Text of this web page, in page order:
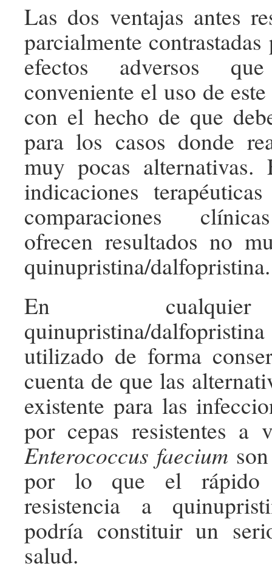
Las dos ventajas antes
parcialmente
efectos adversos
conveniente el uso de
con el hecho de que
para los casos donde
muy pocas
indicaciones
comparaciones
ofrecen resultados no
quinupristina/dalfopristina.
En
quinupristina/
utilizado de forma
cuenta de que las
existente para las
por cepas resistentes a
Enterococcus faecium
por lo que el rápido
resistencia a
podría constituir un
salud.